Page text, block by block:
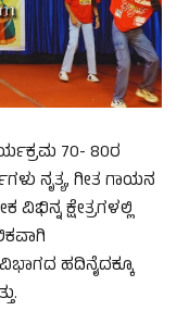
70- 80ರ
ನೃತ್ಯ, ಗೀತ ಗಾಯನ
ಕ್ಷೇತ್ರಗಳಲ್ಲಿ
ಹದಿನೈದಕ್ಕೂ